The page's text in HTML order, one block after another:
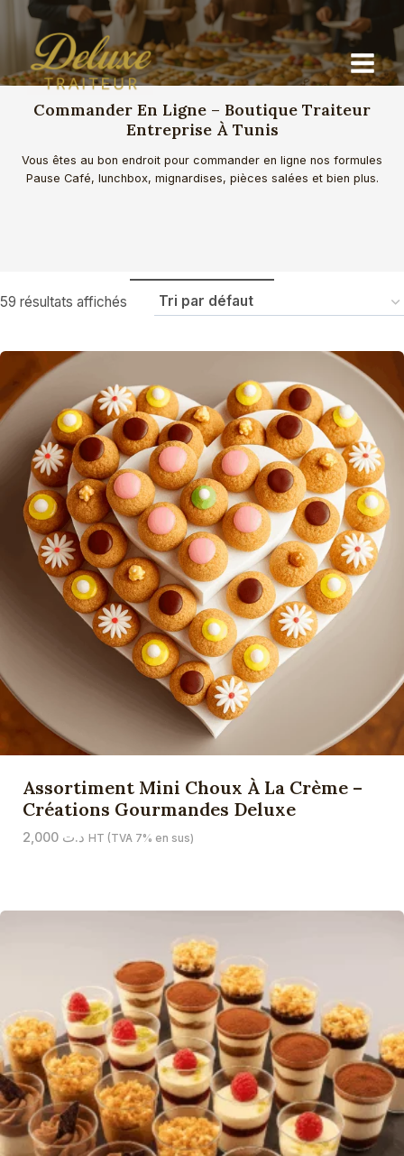
Aller
contenu
Commander En Ligne – Boutique Traiteur
Entreprise À Tunis
Vous êtes au bon endroit pour commander en ligne nos formules
Pause Café, lunchbox, mignardises, pièces salées et bien plus.
59 résultats affichés
Assortiment Mini Choux À La Crème –
Créations Gourmandes Deluxe
د.ت 2,000 HT (TVA 7% en sus)